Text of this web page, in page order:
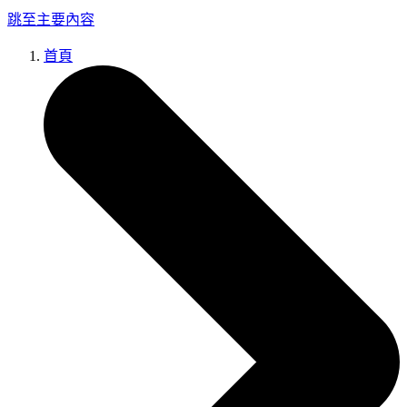
跳至主要內容
首頁